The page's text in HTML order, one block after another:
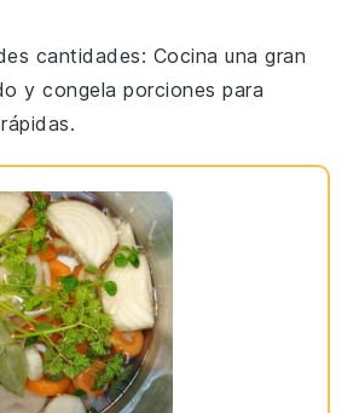
cantidades: Cocina una gran
y congela porciones para